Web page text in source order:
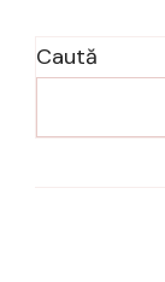
Caută